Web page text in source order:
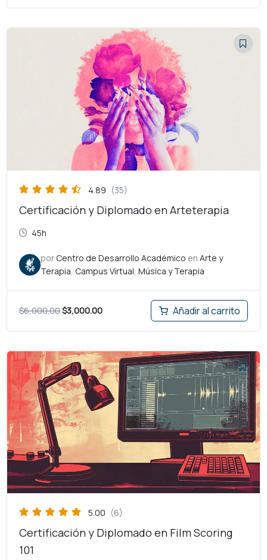
4.89 (35)
Certificación y Diplomado en Arteterapia
45h
por Centro de Desarrollo Académico en Arte y
Terapia, Campus Virtual, Música y Terapia
$6,000.00
original
era:
$6,000.00.
$3,000.00
precio
actual
es:
$3,000.00.
Añadir al carrito
5.00 (6)
Certificación y Diplomado en Film Scoring
101
El
precio
original
era:
$6,000.00.
El
precio
actual
es:
$3,000.00.